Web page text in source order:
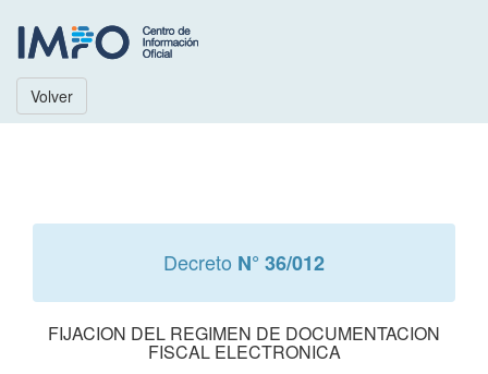
Volver
Decreto N° 36/012
FIJACION DEL REGIMEN DE DOCUMENTACION
FISCAL ELECTRONICA